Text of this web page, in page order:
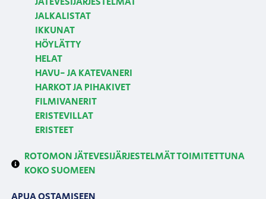
JALKALISTAT
IKKUNAT
HÖYLÄTTY
HELAT
HAVU- JA KATEVANERI
HARKOT JA PIHAKIVET
FILMIVANERIT
ERISTEVILLAT
ERISTEET
ROTOMON JÄTEVESIJÄRJESTELMÄT TOIMITETTUNA
KOKO SUOMEEN